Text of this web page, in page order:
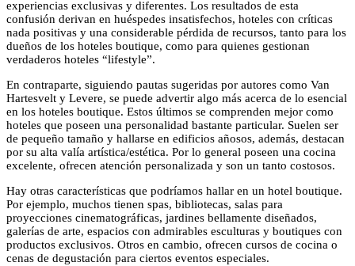
experiencias exclusivas y diferentes. Los resultados de esta
confusión derivan en huéspedes insatisfechos, hoteles con críticas
nada positivas y una considerable pérdida de recursos, tanto para los
dueños de los hoteles boutique, como para quienes gestionan
verdaderos hoteles “lifestyle”.
En contraparte, siguiendo pautas sugeridas por autores como Van
Hartesvelt y Levere, se puede advertir algo más acerca de lo esencial
en los hoteles boutique. Estos últimos se comprenden mejor como
hoteles que poseen una personalidad bastante particular. Suelen ser
de pequeño tamaño y hallarse en edificios añosos, además, destacan
por su alta valía artística/estética. Por lo general poseen una cocina
excelente, ofrecen atención personalizada y son un tanto costosos.
Hay otras características que podríamos hallar en un hotel boutique.
Por ejemplo, muchos tienen spas, bibliotecas, salas para
proyecciones cinematográficas, jardines bellamente diseñados,
galerías de arte, espacios con admirables esculturas y boutiques con
productos exclusivos. Otros en cambio, ofrecen cursos de cocina o
cenas de degustación para ciertos eventos especiales.